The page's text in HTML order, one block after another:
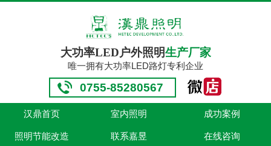
大功率LED户外照明生产厂家
唯一拥有大功率LED路灯专利企业
0755-85280567
汉鼎首页 室内照明 成功案例
照明节能改造 联系嘉昱 在线咨询